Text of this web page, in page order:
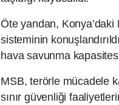
Öte yandan,
sisteminin
hava savunma
MSB, terörle mücadele
sınır güvenliği